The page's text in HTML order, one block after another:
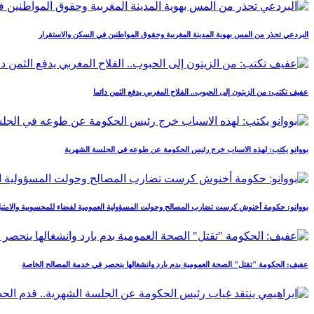
البردعي تحذر من المس بهوية المدينة المغربية وحقوق المواطنين في السكن والاستقرار
عفيف تكتب: من الزيتون إلى الحبوب.. الفلاح المغربي يدفع الثمن دائما
بووانو يكتب: لهذه الاسباب خرج رئيس الحكومة عن طوعه في الجلسة الشهرية
بووانو: حكومة أخنوش كرست تضارب المصالح وحولت المسؤولية العمومية لفضاء للمحسوبية
عفيف: الحكومة "تقتل" الصحة العمومية بدم بارد وانشغالها ينحصر في خدمة المصالح الخاصة